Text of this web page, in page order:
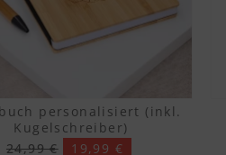
personalisiert (inkl.
Kugelschreiber)
24,99 €
19,99 €